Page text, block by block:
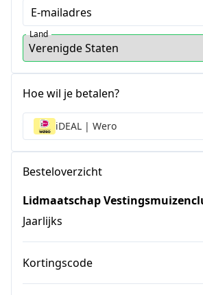
E-mailadres
Land
Hoe wil je betalen?
iDEAL | Wero
Besteloverzicht
Lidmaatschap
Jaarlijks
Kortingscode